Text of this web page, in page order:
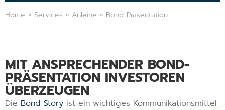
Home » Services » Anleihe » Bond-Präsentation
MIT ANSPRECHENDER BOND-
PRÄSENTATION INVESTOREN
ÜBERZEUGEN
Die Bond Story ist ein wichtiges Kommunikationsmittel